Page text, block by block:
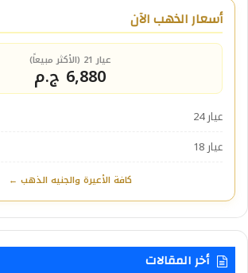
أسعار الذهب الآن
عيار 21 (الأكثر مبيعاً)
6,880 ج.م
عيار 24
عيار 18
كافة الأعيرة والجنيه الذهب ←
أخر المقالات